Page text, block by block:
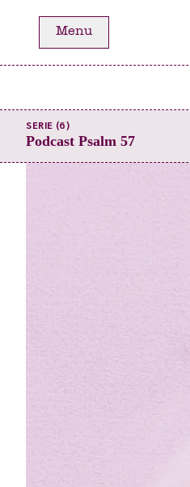
naar
het
naar
de
Menu
SERIE (6)
Podcast Psalm 57